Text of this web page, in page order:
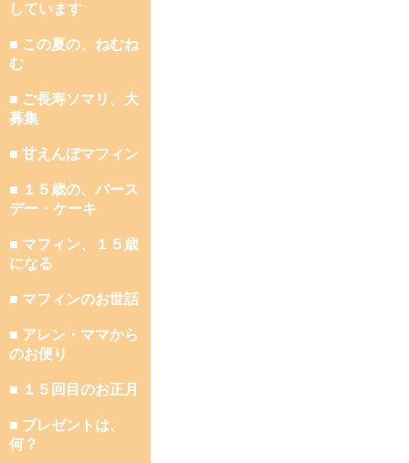
しています
■ この夏の、ねむね
む
■ ご長寿ソマリ、大
募集
■ 甘えんぼマフィン
■ １５歳の、バース
デー・ケーキ
■ マフィン、１５歳
になる
■ マフィンのお世話
■ アレン・ママから
のお便り
■ １５回目のお正月
■ プレゼントは、
何？